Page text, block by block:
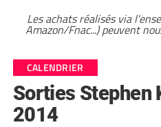
Les achats réalisés via
Amazon/Fnac...) peuvent
CALENDRIER
Sorties Stephen
2014